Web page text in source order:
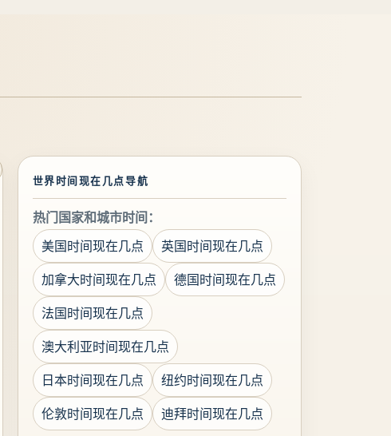
世界时间现在几点导航
热门国家和城市时间：
美国时间现在几点
英国时间现在几点
加拿大时间现在几点
德国时间现在几点
法国时间现在几点
澳大利亚时间现在几点
日本时间现在几点
纽约时间现在几点
伦敦时间现在几点
迪拜时间现在几点